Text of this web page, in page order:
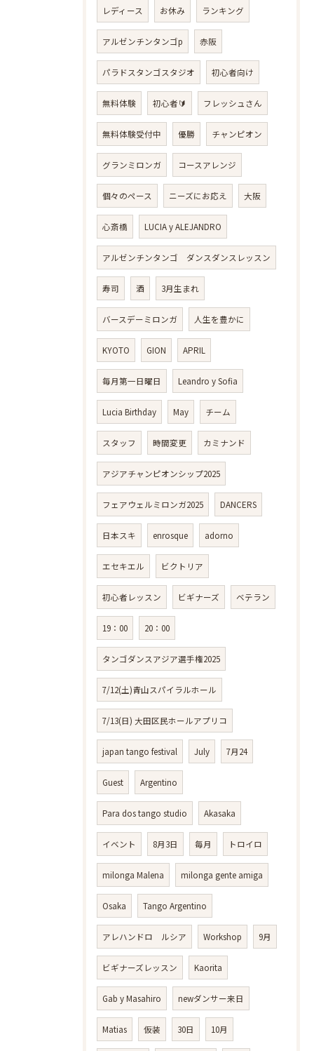
レディース お休み ランキング
アルゼンチンタンゴp 赤阪
パラドスタンゴスタジオ 初心者向け
無料体験 初心者🔰 フレッシュさん
無料体験受付中 優勝 チャンピオン
グランミロンガ コースアレンジ
個々のペース ニーズにお応え 大阪
心斎橋 LUCIA y ALEJANDRO
アルゼンチンタンゴ ダンスダンスレッスン
寿司 酒 3月生まれ
バースデーミロンガ 人生を豊かに
KYOTO GION APRIL
毎月第一日曜日 Leandro y Sofia
Lucia Birthday May チーム
スタッフ 時間変更 カミナンド
アジアチャンピオンシップ2025
フェアウェルミロンガ2025 DANCERS
日本スキ enrosque adorno
エセキエル ビクトリア
初心者レッスン ビギナーズ ベテラン
19：00 20：00
タンゴダンスアジア選手権2025
7/12(土)青山スパイラルホール
7/13(日) 大田区民ホールアプリコ
japan tango festival July 7月24
Guest Argentino
Para dos tango studio Akasaka
イベント 8月3日 毎月 トロイロ
milonga Malena milonga gente amiga
Osaka Tango Argentino
アレハンドロ ルシア Workshop 9月
ビギナーズレッスン Kaorita
Gab y Masahiro newダンサー来日
Matias 仮装 30日 10月